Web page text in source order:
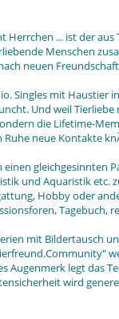
Herrchen ... ist der
Menschen
neuen
Singles mit Haustier
Und weil
die Lifetime-
neue Kontakte
gleichgesinnten
und Aquaristik
Hobby oder
Tagebuch,
mit Bildertausch
Augenmerk legt das
wird